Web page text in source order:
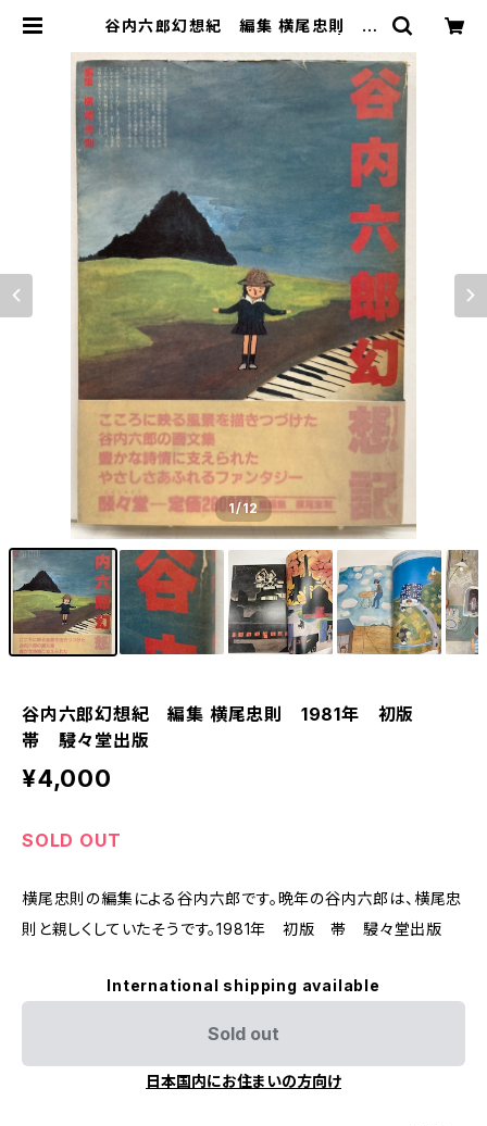
谷内六郎幻想紀 編集 横尾忠則 19
ズボックス
1/12
谷内六郎幻想紀 編集 横尾忠則 1981年 初版
帯 駸々堂出版
¥4,000
SOLD OUT
横尾忠則の編集による谷内六郎です。晩年の谷内六郎は、横尾忠
則と親しくしていたそうです。1981年 初版 帯 駸々堂出版
International shipping available
Sold out
日本国内にお住まいの方向け